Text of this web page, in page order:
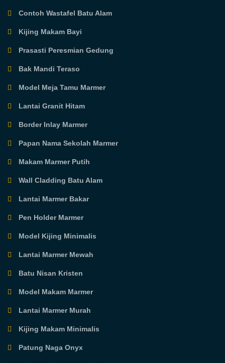
Contoh Wastafel Batu Alam
Kijing Makam Bayi
Prasasti Peresmian Gedung
Bak Mandi Teraso
Model Meja Tamu Marmer
Lantai Granit Hitam
Border Inlay Marmer
Papan Nama Sekolah Marmer
Makam Marmer Putih
Wall Cladding Batu Alam
Lantai Marmer Bakar
Pen Holder Marmer
Model Kijing Minimalis
Lantai Marmer Mewah
Batu Nisan Kristen
Model Makam Marmer
Lantai Marmer Murah
Kijing Makam Minimalis
Patung Naga Onyx